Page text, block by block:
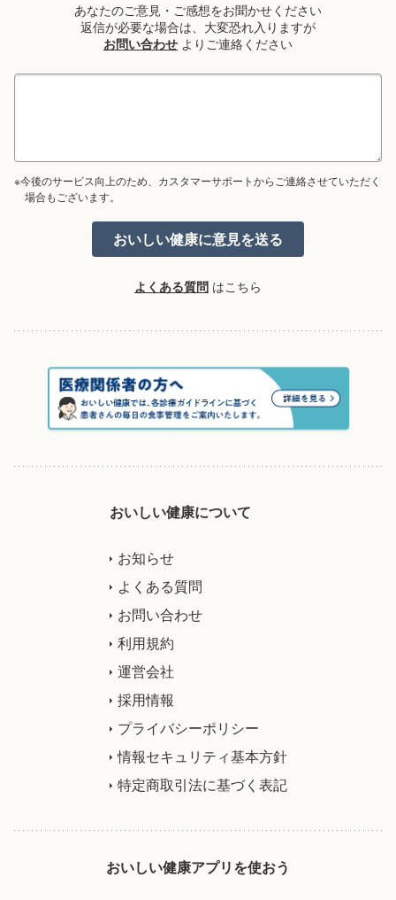
あなたのご意見・ご感想をお聞かせください
返信が必要な場合は、大変恐れ入りますが
お問い合わせ よりご連絡ください
※今後のサービス向上のため、カスタマーサポートからご連絡させていただく
場合もございます。
よくある質問 はこちら
おいしい健康について
お知らせ
よくある質問
お問い合わせ
利用規約
運営会社
採用情報
プライバシーポリシー
情報セキュリティ基本方針
特定商取引法に基づく表記
おいしい健康アプリを使おう